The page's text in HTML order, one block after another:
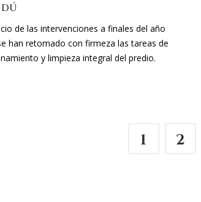
de las intervenciones a finales del año
han retomado con firmeza las tareas de
y limpieza integral del predio.
1 2